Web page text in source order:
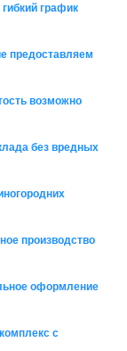
график
предоставляем
возможно
без вредных
производство
оформление
с